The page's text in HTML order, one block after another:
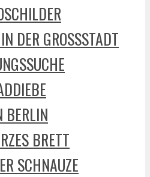
DER GROSSSTADT
BERLIN
BRETT
SCHNAUZE